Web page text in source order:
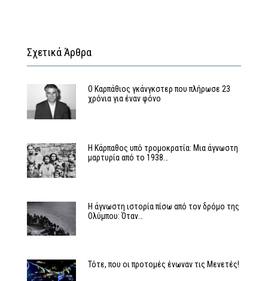
Σχετικά Άρθρα
Ο Καρπάθιος γκάνγκστερ που πλήρωσε 23
χρόνια για έναν φόνο
Η Κάρπαθος υπό τρομοκρατία: Μια άγνωστη
μαρτυρία από το 1938…
Η άγνωστη ιστορία πίσω από τον δρόμο της
Ολύμπου: Όταν…
Τότε, που οι προτομές ένωναν τις Μενετές!